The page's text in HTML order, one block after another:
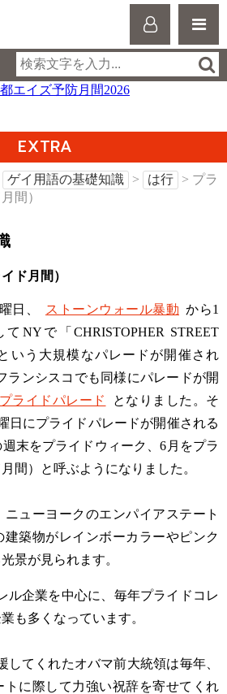
EXTRA
ゲイ用語の基礎知識 > は行
> プラ
間）
ド月間）
日、 ストーンウォール暴動 から1
NYで「CHRISTOPHER STREET
いう大規模なパレードが開催され
ランシスコでも同様にパレードが開
プライドパレード
となりました。そ
日にプライドパレードが開催される
末をプライドウィーク、6月をプラ
間）と呼ぶようになりました。
ューヨークのエンパイアステート
建築物がレインボーカラーやピンク
景が見られます。
ル企業を中心に、毎年プライドコレ
も多くなっています。
てくれたオバマ前大統領は毎年、
トに際して力強い祝辞を寄せてくれ